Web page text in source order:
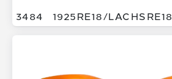
3484 1925RE18/LACHSRE18